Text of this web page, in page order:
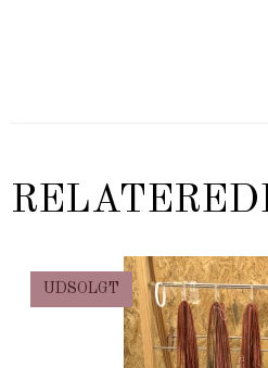
UDSOLGT